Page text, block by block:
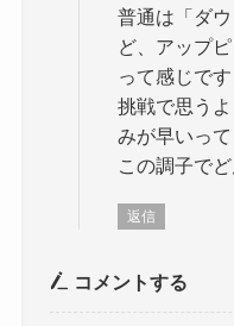
普通は「ダ
ど、アップ
って感じで
挑戦で思う
みが早いっ
この調子で
返信
コメントする